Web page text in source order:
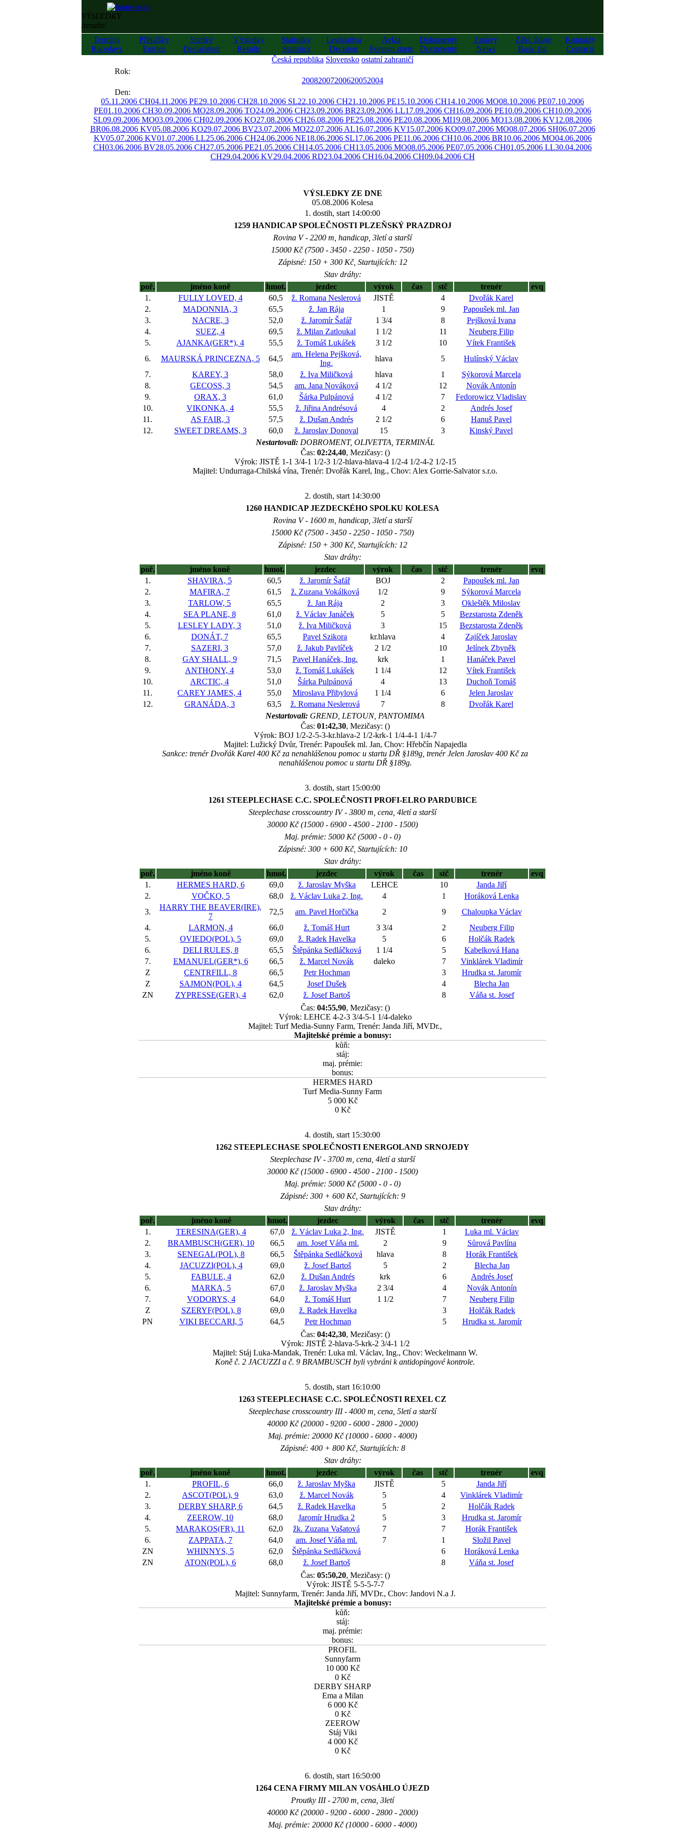
VÝSLEDKY
/results/
Termíny
Racedays
Přihlášky
Entries
Startky
Declaration
Výsledky
Results
Statistiky
Statistics
Legislativa
Decision
Avíza
Foreign starts
Dokumenty
Documents
Zprávy
News
Zákl. údaje
Basic fig.
Kontakty
Contacts
Česká republika Slovensko ostatní zahraničí
Rok:
20082007200620052004
Den:
05.11.2006 CH04.11.2006 PE29.10.2006 CH28.10.2006 SL22.10.2006 CH21.10.2006 PE15.10.2006 CH14.10.2006 MO08.10.2006 PE07.10.2006
PE01.10.2006 CH30.09.2006 MO28.09.2006 TO24.09.2006 CH23.09.2006 BR23.09.2006 LL17.09.2006 CH16.09.2006 PE10.09.2006 CH10.09.2006
SL09.09.2006 MO03.09.2006 CH02.09.2006 KO27.08.2006 CH26.08.2006 PE25.08.2006 PE20.08.2006 MI19.08.2006 MO13.08.2006 KV12.08.2006
BR06.08.2006 KV05.08.2006 KO29.07.2006 BV23.07.2006 MO22.07.2006 AL16.07.2006 KV15.07.2006 KO09.07.2006 MO08.07.2006 SH06.07.2006
KV05.07.2006 KV01.07.2006 LL25.06.2006 CH24.06.2006 NE18.06.2006 SL17.06.2006 PE11.06.2006 CH10.06.2006 BR10.06.2006 MO04.06.2006
CH03.06.2006 BV28.05.2006 CH27.05.2006 PE21.05.2006 CH14.05.2006 CH13.05.2006 MO08.05.2006 PE07.05.2006 CH01.05.2006 LL30.04.2006
CH29.04.2006 KV29.04.2006 RD23.04.2006 CH16.04.2006 CH09.04.2006 CH
VÝSLEDKY ZE DNE
05.08.2006 Kolesa
1. dostih, start 14:00:00
1259 HANDICAP SPOLEČNOSTI PLZEŇSKÝ PRAZDROJ
Rovina V - 2200 m, handicap, 3letí a starší
15000 Kč (7500 - 3450 - 2250 - 1050 - 750)
Zápisné: 150 + 300 Kč, Startujících: 12
Stav dráhy:
poř.
jméno koně hmot. jezdec výrok čas stč trenér
evq
1.
FULLY LOVED, 4 60,5 ž. Romana Neslerová JISTĚ 4
Dvořák Karel
2.
MADONNIA, 3 65,5 ž. Jan Rája 1 9
Papoušek ml. Jan
3.
NACRE, 3 52,0 ž. Jaromír Šafář 1 3/4 8
Pejšková Ivana
4.
SUEZ, 4 69,5 ž. Milan Zatloukal 1 1/2 11
Neuberg Filip
5.
AJANKA(GER*), 4 55,5 ž. Tomáš Lukášek 3 1/2 10
Vítek František
6.
MAURSKÁ PRINCEZNA, 5 64,5
am. Helena Pejšková,
Ing.
hlava 5
Hulínský Václav
7.
KAREY, 3 58,0 ž. Iva Miličková hlava 1
Sýkorová Marcela
8.
GECOSS, 3 54,5 am. Jana Nováková 4 1/2 12
Novák Antonín
9.
ORAX, 3 61,0 Šárka Pulpánová 4 1/2 7
Fedorowicz Vladislav
10.
VIKONKA, 4 55,5 ž. Jiřina Andrésová 4 2
Andrés Josef
11.
AS FAIR, 3 57,5 ž. Dušan Andrés 2 1/2 6
Hanuš Pavel
12.
SWEET DREAMS, 3 60,0 ž. Jaroslav Donoval 15 3
Kinský Pavel
Nestartovali:DOBROMENT, OLIVETTA, TERMINÁL
Čas: 02:24,40, Mezičasy: ()
Výrok: JISTĚ 1-1 3/4-1 1/2-3 1/2-hlava-hlava-4 1/2-4 1/2-4-2 1/2-15
Majitel: Undurraga-Chilská vína, Trenér: Dvořák Karel, Ing., Chov: Alex Gorrie-Salvator s.r.o.
2. dostih, start 14:30:00
1260 HANDICAP JEZDECKÉHO SPOLKU KOLESA
Rovina V - 1600 m, handicap, 3letí a starší
15000 Kč (7500 - 3450 - 2250 - 1050 - 750)
Zápisné: 150 + 300 Kč, Startujících: 12
Stav dráhy:
poř.
jméno koně hmot. jezdec výrok čas stč trenér
evq
1.
SHAVIRA, 5 60,5 ž. Jaromír Šafář BOJ 2
Papoušek ml. Jan
2.
MAFIRA, 7 61,5 ž. Zuzana Vokálková 1/2 9
Sýkorová Marcela
3.
TARLOW, 5 65,5 ž. Jan Rája 2 3
Okleštěk Miloslav
4.
SEA PLANE, 8 61,0 ž. Václav Janáček 5 5
Bezstarosta Zdeněk
5.
LESLEY LADY, 3 51,0 ž. Iva Miličková 3 15
Bezstarosta Zdeněk
6.
DONÁT, 7 65,5 Pavel Szikora kr.hlava 4
Zajíček Jaroslav
7.
SAZERI, 3 57,0 ž. Jakub Pavlíček 2 1/2 10
Jelínek Zbyněk
8.
GAY SHALL, 9 71,5 Pavel Hanáček, Ing. krk 1
Hanáček Pavel
9.
ANTHONY, 4 53,0 ž. Tomáš Lukášek 1 1/4 12
Vítek František
10.
ARCTIC, 4 51,0 Šárka Pulpánová 4 13
Duchoň Tomáš
11.
CAREY JAMES, 4 55,0 Miroslava Přibylová 1 1/4 6
Jelen Jaroslav
12.
GRANÁDA, 3 63,5 ž. Romana Neslerová 7 8
Dvořák Karel
Nestartovali: GREND, LETOUN, PANTOMIMA
Čas: 01:42,30, Mezičasy: ()
Výrok: BOJ 1/2-2-5-3-kr.hlava-2 1/2-krk-1 1/4-4-1 1/4-7
Majitel: Lužický Dvůr, Trenér: Papoušek ml. Jan, Chov: Hřebčín Napajedla
Sankce: trenér Dvořák Karel 400 Kč za nenahlášenou pomoc u startu DŘ §189g, trenér Jelen Jaroslav 400 Kč za
nenahlášenou pomoc u startu DŘ §189g.
3. dostih, start 15:00:00
1261 STEEPLECHASE C.C. SPOLEČNOSTI PROFI-ELRO PARDUBICE
Steeplechase crosscountry IV - 3800 m, cena, 4letí a starší
30000 Kč (15000 - 6900 - 4500 - 2100 - 1500)
Maj. prémie: 5000 Kč (5000 - 0 - 0)
Zápisné: 300 + 600 Kč, Startujících: 10
Stav dráhy:
poř.
jméno koně hmot. jezdec výrok čas stč trenér
evq
1.
HERMES HARD, 6 69,0 ž. Jaroslav Myška LEHCE 10
Janda Jiří
2.
VOČKO, 5 68,0 ž. Václav Luka 2, Ing. 4 1
Horáková Lenka
3.
HARRY THE BEAVER(IRE),
7
72,5 am. Pavel Horčička 2 9
Chaloupka Václav
4.
LARMON, 4 66,0 ž. Tomáš Hurt 3 3/4 2
Neuberg Filip
5.
OVIEDO(POL), 5 69,0 ž. Radek Havelka 5 6
Holčák Radek
6.
DELI RULES, 8 65,5 Štěpánka Sedláčková 1 1/4 5
Kabelková Hana
7.
EMANUEL(GER*), 6 66,5 ž. Marcel Novák daleko 7
Vinklárek Vladimír
Z
CENTRFILL, 8 66,5 Petr Hochman 3
Hrudka st. Jaromír
Z
SAJMON(POL), 4 64,5 Josef Dušek 4
Blecha Jan
ZN
ZYPRESSE(GER), 4 62,0 ž. Josef Bartoš 8
Váňa st. Josef
Čas: 04:55,90, Mezičasy: ()
Výrok: LEHCE 4-2-3 3/4-5-1 1/4-daleko
Majitel: Turf Media-Sunny Farm, Trenér: Janda Jiří, MVDr.,
Majitelské prémie a bonusy:
kůň:
stáj:
maj. prémie:
bonus:
HERMES HARD
Turf Media-Sunny Farm
5 000 Kč
0 Kč
4. dostih, start 15:30:00
1262 STEEPLECHASE SPOLEČNOSTI ENERGOLAND SRNOJEDY
Steeplechase IV - 3700 m, cena, 4letí a starší
30000 Kč (15000 - 6900 - 4500 - 2100 - 1500)
Maj. prémie: 5000 Kč (5000 - 0 - 0)
Zápisné: 300 + 600 Kč, Startujících: 9
Stav dráhy:
poř.
jméno koně hmot. jezdec výrok čas stč trenér
evq
1.
TERESINA(GER), 4 67,0 ž. Václav Luka 2, Ing. JISTĚ 1
Luka ml. Václav
2.
BRAMBUSCH(GER), 10 66,5 am. Josef Váňa ml. 2 9
Sůrová Pavlína
3.
SENEGAL(POL), 8 66,5 Štěpánka Sedláčková hlava 8
Horák František
4.
JACUZZI(POL), 4 69,0 ž. Josef Bartoš 5 2
Blecha Jan
5.
FABULE, 4 62,0 ž. Dušan Andrés krk 6
Andrés Josef
6.
MARKA, 5 67,0 ž. Jaroslav Myška 2 3/4 4
Novák Antonín
7.
VODORYS, 4 64,0 ž. Tomáš Hurt 1 1/2 7
Neuberg Filip
Z
SZERYF(POL), 8 69,0 ž. Radek Havelka 3
Holčák Radek
PN
VIKI BECCARI, 5 64,5 Petr Hochman 5
Hrudka st. Jaromír
Čas: 04:42,30, Mezičasy: ()
Výrok: JISTĚ 2-hlava-5-krk-2 3/4-1 1/2
Majitel: Stáj Luka-Mandak, Trenér: Luka ml. Václav, Ing., Chov: Weckelmann W.
Koně č. 2 JACUZZI a č. 9 BRAMBUSCH byli vybráni k antidopingové kontrole.
5. dostih, start 16:10:00
1263 STEEPLECHASE C.C. SPOLEČNOSTI REXEL CZ
Steeplechase crosscountry III - 4000 m, cena, 5letí a starší
40000 Kč (20000 - 9200 - 6000 - 2800 - 2000)
Maj. prémie: 20000 Kč (10000 - 6000 - 4000)
Zápisné: 400 + 800 Kč, Startujících: 8
Stav dráhy:
poř.
jméno koně hmot. jezdec výrok čas stč trenér
evq
1.
PROFIL, 6 66,0 ž. Jaroslav Myška JISTĚ 5
Janda Jiří
2.
ASCOT(POL), 9 63,0 ž. Marcel Novák 5 4
Vinklárek Vladimír
3.
DERBY SHARP, 6 64,5 ž. Radek Havelka 5 2
Holčák Radek
4.
ZEEROW, 10 68,0 Jaromír Hrudka 2 5 3
Hrudka st. Jaromír
5.
MARAKOS(FR), 11 62,0 žk. Zuzana Vašatová 7 7
Horák František
6.
ZAPPATA, 7 64,0 am. Josef Váňa ml. 7 1
Složil Pavel
ZN
WHINNYS, 5 62,0 Štěpánka Sedláčková 6
Horáková Lenka
ZN
ATON(POL), 6 68,0 ž. Josef Bartoš 8
Váňa st. Josef
Čas: 05:50,20, Mezičasy: ()
Výrok: JISTĚ 5-5-5-7-7
Majitel: Sunnyfarm, Trenér: Janda Jiří, MVDr., Chov: Jandovi N.a J.
Majitelské prémie a bonusy:
kůň:
stáj:
maj. prémie:
bonus:
PROFIL
Sunnyfarm
10 000 Kč
0 Kč
DERBY SHARP
Ema a Milan
6 000 Kč
0 Kč
ZEEROW
Stáj Viki
4 000 Kč
0 Kč
6. dostih, start 16:50:00
1264 CENA FIRMY MILAN VOSÁHLO ÚJEZD
Proutky III - 2700 m, cena, 3letí
40000 Kč (20000 - 9200 - 6000 - 2800 - 2000)
Maj. prémie: 20000 Kč (10000 - 6000 - 4000)